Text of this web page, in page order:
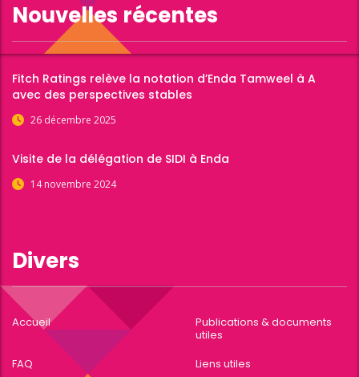
Nouvelles récentes
Fitch Ratings relève la notation d’Enda Tamweel à A
avec des perspectives stables
26 décembre 2025
Visite de la délégation de SIDI à Enda
14 novembre 2024
Divers
Accueil
Publications & documents
utiles
FAQ
Liens utiles